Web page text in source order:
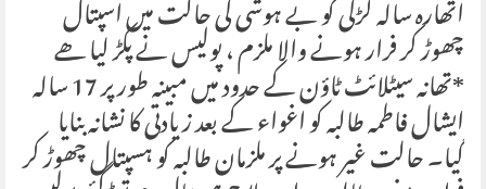
اتھارہ سالہ لڑکی کو بے ہوشی کی حالت میں اسپتال
چھوڑ کر فرار ہونے والا ملزم ، پولیس نے پکڑ لیا ھے*تھانہ سیٹلائٹ ٹاؤن کے حدود میں مبینہ طور پر 17 سالہایشال فاطمہ طالبہ کو اغواء کے بعد زیادتی کا نشانہ بنایا
گیا۔ حالت غیر ہونے پر ملزمان طالبہ کو ہسپتال چھوڑ کر